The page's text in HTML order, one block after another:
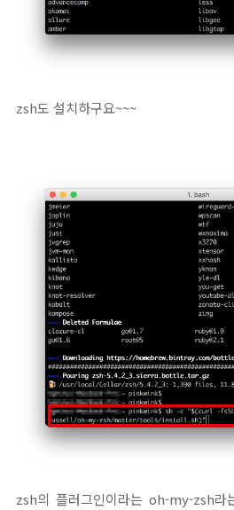
zsh도 설치하구요~~~
zsh의 플러그인이라는 oh-my-zsh라